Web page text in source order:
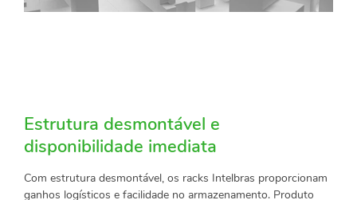
Estrutura desmontável e
disponibilidade imediata
Com estrutura desmontável, os racks Intelbras proporcionam
ganhos logísticos e facilidade no armazenamento. Produto